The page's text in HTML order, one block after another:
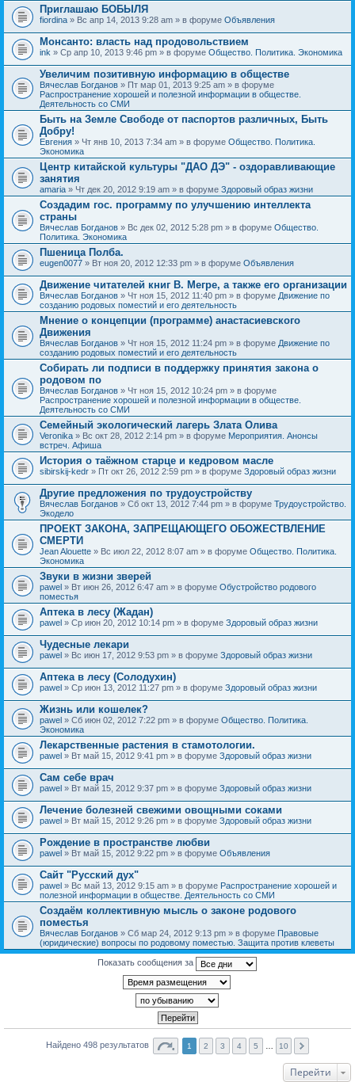
я
т
е
м
а
с
о
д
е
р
ж
и
т
о
п
р
о
с
.
о
ж
е
н
и
я
Приглашаю БОБЫЛЯ
fiordina » Вс апр 14, 2013 9:28 am » в форуме Объявления
Монсанто: власть над продовольствием
ink » Ср апр 10, 2013 9:46 pm » в форуме Общество. Политика. Экономика
Увеличим позитивную информацию в обществе
Вячеслав Богданов » Пт мар 01, 2013 9:25 am » в форуме
Распространение хорошей и полезной информации в обществе.
Деятельность со СМИ
Быть на Земле Свободе от паспортов различных, Быть
Добру!
Евгения » Чт янв 10, 2013 7:34 am » в форуме Общество. Политика.
Экономика
Центр китайской культуры "ДАО ДЭ" - оздоравливающие
занятия
amaria » Чт дек 20, 2012 9:19 am » в форуме Здоровый образ жизни
Создадим гос. программу по улучшению интеллекта
страны
Вячеслав Богданов » Вс дек 02, 2012 5:28 pm » в форуме Общество.
Политика. Экономика
Пшеница Полба.
eugen0077 » Вт ноя 20, 2012 12:33 pm » в форуме Объявления
Движение читателей книг В. Мегре, а также его организации
Вячеслав Богданов » Чт ноя 15, 2012 11:40 pm » в форуме Движение по
созданию родовых поместий и его деятельность
Мнение о концепции (программе) анастасиевского
Движения
Вячеслав Богданов » Чт ноя 15, 2012 11:24 pm » в форуме Движение по
созданию родовых поместий и его деятельность
Собирать ли подписи в поддержку принятия закона о
родовом по
Вячеслав Богданов » Чт ноя 15, 2012 10:24 pm » в форуме
Распространение хорошей и полезной информации в обществе.
Деятельность со СМИ
Семейный экологический лагерь Злата Олива
Veronika » Вс окт 28, 2012 2:14 pm » в форуме Мероприятия. Анонсы
встреч. Афиша
История о таёжном старце и кедровом масле
sibirskij-kedr » Пт окт 26, 2012 2:59 pm » в форуме Здоровый образ жизни
Другие предложения по трудоустройству
Вячеслав Богданов » Сб окт 13, 2012 7:44 pm » в форуме Трудоустройство.
Экодело
ПРОЕКТ ЗАКОНА, ЗАПРЕЩАЮЩЕГО ОБОЖЕСТВЛЕНИЕ
СМЕРТИ
Jean Alouette » Вс июл 22, 2012 8:07 am » в форуме Общество. Политика.
Экономика
Звуки в жизни зверей
pawel » Вт июн 26, 2012 6:47 am » в форуме Обустройство родового
поместья
Аптека в лесу (Жадан)
pawel » Ср июн 20, 2012 10:14 pm » в форуме Здоровый образ жизни
Чудесные лекари
pawel » Вс июн 17, 2012 9:53 pm » в форуме Здоровый образ жизни
Аптека в лесу (Солодухин)
pawel » Ср июн 13, 2012 11:27 pm » в форуме Здоровый образ жизни
Жизнь или кошелек?
pawel » Сб июн 02, 2012 7:22 pm » в форуме Общество. Политика.
Экономика
Лекарственные растения в стамотологии.
pawel » Вт май 15, 2012 9:41 pm » в форуме Здоровый образ жизни
Сам себе врач
pawel » Вт май 15, 2012 9:37 pm » в форуме Здоровый образ жизни
Лечение болезней свежими овощными соками
pawel » Вт май 15, 2012 9:26 pm » в форуме Здоровый образ жизни
Рождение в пространстве любви
pawel » Вт май 15, 2012 9:22 pm » в форуме Объявления
Сайт "Русский дух"
pawel » Вс май 13, 2012 9:15 am » в форуме Распространение хорошей и
полезной информации в обществе. Деятельность со СМИ
Создаём коллективную мысль о законе родового
поместья
Вячеслав Богданов » Сб мар 24, 2012 9:13 pm » в форуме Правовые
(юридические) вопросы по родовому поместью. Защита против клеветы
Показать сообщения за
Найдено 498 результатов 1 2 3 4 5 10
Перейти